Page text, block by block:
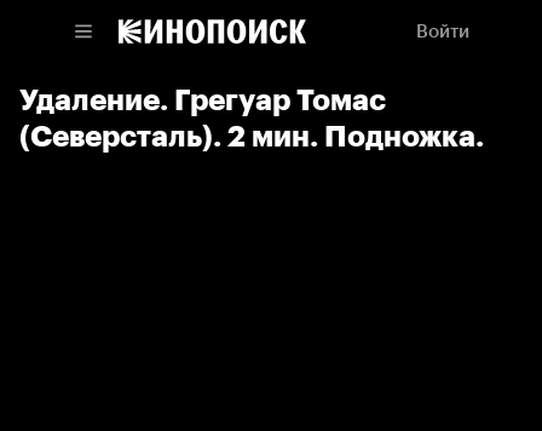
Войти
Удаление. Грегуар Томас
(Северсталь). 2 мин. Подножка.